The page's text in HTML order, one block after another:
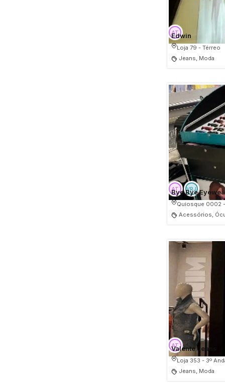
Edwin
Loja 79 - Térreo
Jeans, Moda
Bye Bye
Quiosque 0002
Acessórios,
Valente Jeans
Loja 353 - 3º
Jeans, Moda